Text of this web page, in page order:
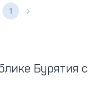
страница
1 Следующая страница
Бурятия с